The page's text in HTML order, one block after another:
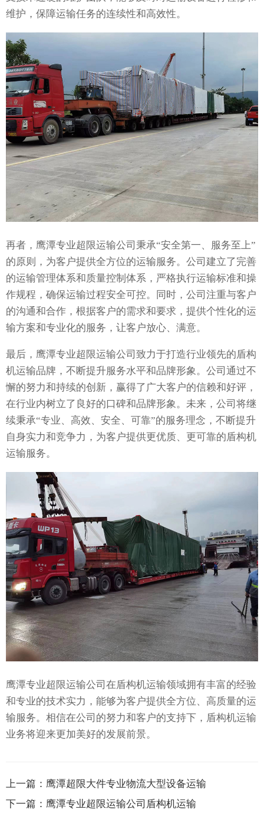
维护，保障运输任务的连续性和高效性。
再者，鹰潭专业超限运输公司秉承“安全第一、服务至上”
的原则，为客户提供全方位的运输服务。公司建立了完善
的运输管理体系和质量控制体系，严格执行运输标准和操
作规程，确保运输过程安全可控。同时，公司注重与客户
的沟通和合作，根据客户的需求和要求，提供个性化的运
输方案和专业化的服务，让客户放心、满意。
最后，鹰潭专业超限运输公司致力于打造行业领先的盾构
机运输品牌，不断提升服务水平和品牌形象。公司通过不
懈的努力和持续的创新，赢得了广大客户的信赖和好评，
在行业内树立了良好的口碑和品牌形象。未来，公司将继
续秉承“专业、高效、安全、可靠”的服务理念，不断提升
自身实力和竞争力，为客户提供更优质、更可靠的盾构机
运输服务。
鹰潭专业超限运输公司在盾构机运输领域拥有丰富的经验
和专业的技术实力，能够为客户提供全方位、高质量的运
输服务。相信在公司的努力和客户的支持下，盾构机运输
业务将迎来更加美好的发展前景。
上一篇： 鹰潭超限大件专业物流大型设备运输
下一篇： 鹰潭专业超限运输公司盾构机运输